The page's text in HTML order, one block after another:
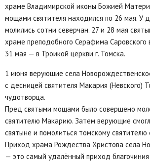
храме Владимирской иконы Божией
мощами святителя находился по 26 мая. У
молились сотни северчан. 27 и 28 мая
храме преподобного Серафима Саровского
31 мая — в Троикой церкви г. Томска.
1 июня верующие села
с десницей святителя Макария (Невского)
чудотворца.
Пред святыми мощами было совершено
святителю Макарию. Затем верующие
святыне и помолиться томскому
Приход храма Рождества Христова села
— это самый удалëнный приход